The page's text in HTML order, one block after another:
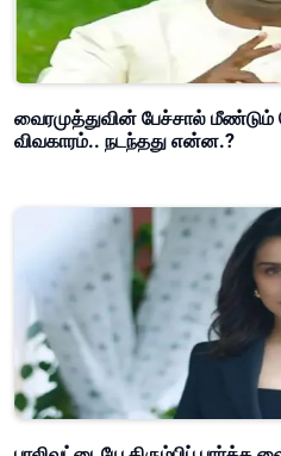
வைரமுத்துவின் பேச்சால் மீண்டும்
விவகாரம்.. நடந்தது என்ன.?